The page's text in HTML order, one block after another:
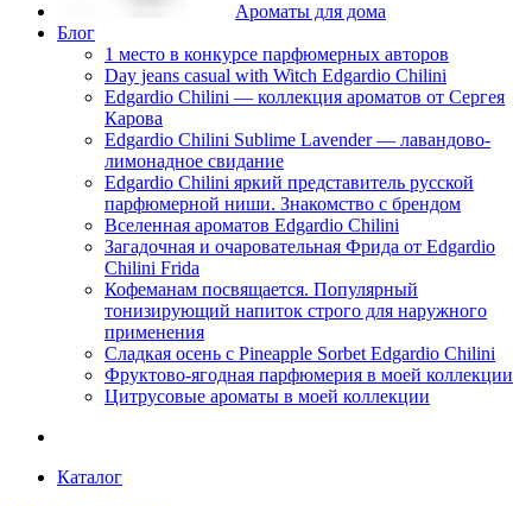
Ароматы для дома
Блог
1 место в конкурсе парфюмерных авторов
Day jeans casual with Witch Edgardio Chilini
Edgardio Chilini — коллекция ароматов от Сергея
Карова
Edgardio Chilini Sublime Lavender — лавандово-
лимонадное свидание
Edgardio Chilini яркий представитель русской
парфюмерной ниши. Знакомство с брендом
Вселенная ароматов Edgardio Chilini
Загадочная и очаровательная Фрида от Edgardio
Chilini Frida
Кофеманам посвящается. Популярный
тонизирующий напиток строго для наружного
применения
Сладкая осень с Pineapple Sorbet Edgardio Chilini
Фруктово-ягодная парфюмерия в моей коллекции
​Цитрусовые ароматы в моей коллекции
Каталог